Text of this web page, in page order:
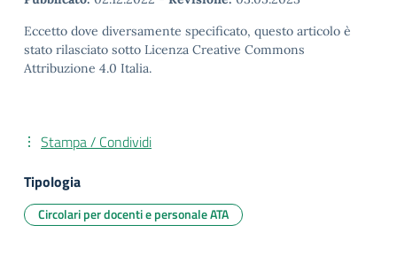
Eccetto dove diversamente specificato, questo articolo è
stato rilasciato sotto Licenza Creative Commons
Attribuzione 4.0 Italia.
Stampa / Condividi
Tipologia
Circolari per docenti e personale ATA